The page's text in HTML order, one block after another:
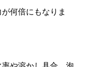
何倍にもなりま